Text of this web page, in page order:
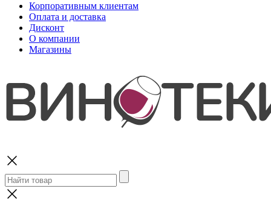
Корпоративным клиентам
Оплата и доставка
Дисконт
О компании
Магазины